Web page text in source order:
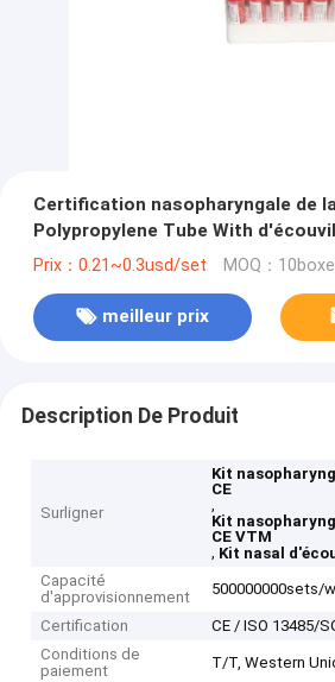
Certification nasopharyngale de
Polypropylene Tube With
Prix：0.21~0.3usd/set MOQ：
meilleur prix
Description De Produit
Surligner
Kit
CE
,
Kit
CE VTM
, Kit nasal
Capacité
d'approvisionnement
500000000sets/
Certification
CE / ISO 13485/
Conditions de
paiement
T/T, Western